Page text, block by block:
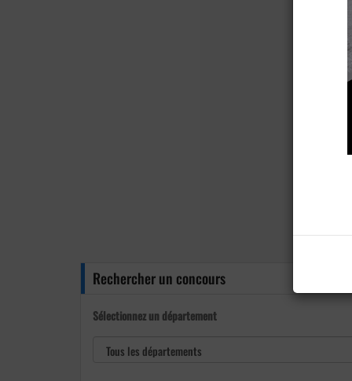
Rechercher un concours
Sélectionnez un département